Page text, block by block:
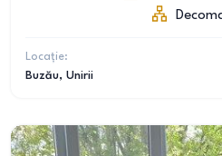
Locație:
Buzău, Unirii